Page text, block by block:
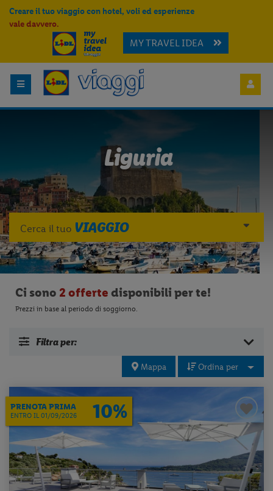
Creare il tuo viaggio con hotel, voli ed esperienze
vale davvero.
MY TRAVEL IDEA
Liguria
Cerca il tuo VIAGGIO
Ci sono 2 offerte disponibili per te!
Prezzi in base al periodo di soggiorno.
Filtra per:
Mappa Ordina per
PRENOTA PRIMA
ENTRO IL 01/09/2026 10%